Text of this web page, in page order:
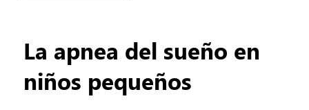
La apnea del sueño en
niños pequeños